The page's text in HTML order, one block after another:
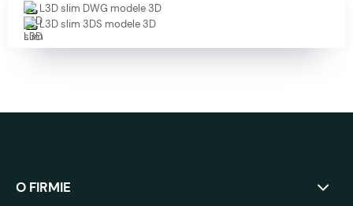
L3D slim DWG modele 3D
L3D slim 3DS modele 3D
O FIRMIE